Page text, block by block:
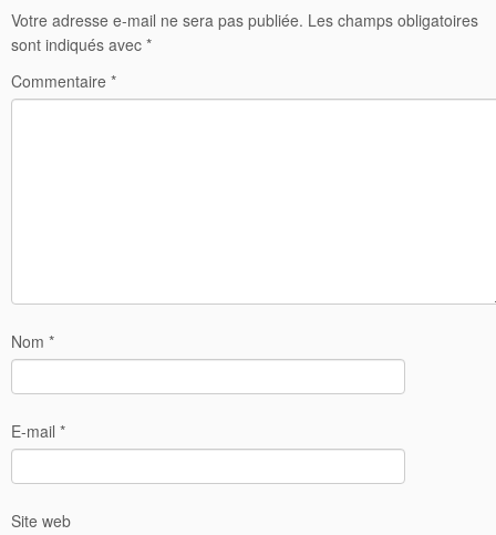
Votre adresse e-mail ne sera pas publiée. Les champs obligatoires
sont indiqués avec *
Commentaire *
Nom *
E-mail *
Site web